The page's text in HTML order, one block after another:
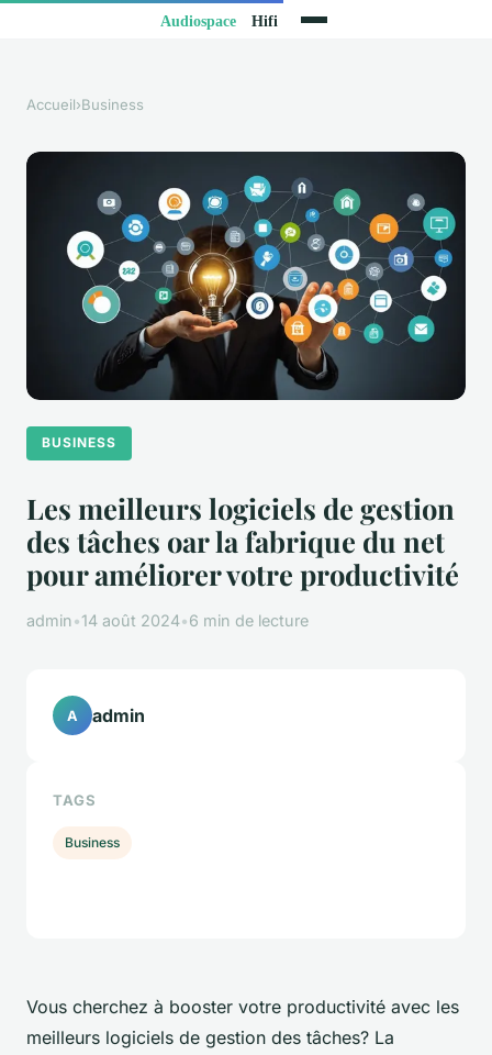
Accueil›Business
BUSINESS
Les meilleurs logiciels de gestion
des tâches oar la fabrique du net
pour améliorer votre productivité
admin•14 août 2024•6 min de lecture
Vous cherchez à booster votre productivité avec les
meilleurs logiciels de gestion des tâches? La
A admin
TAGS
Business